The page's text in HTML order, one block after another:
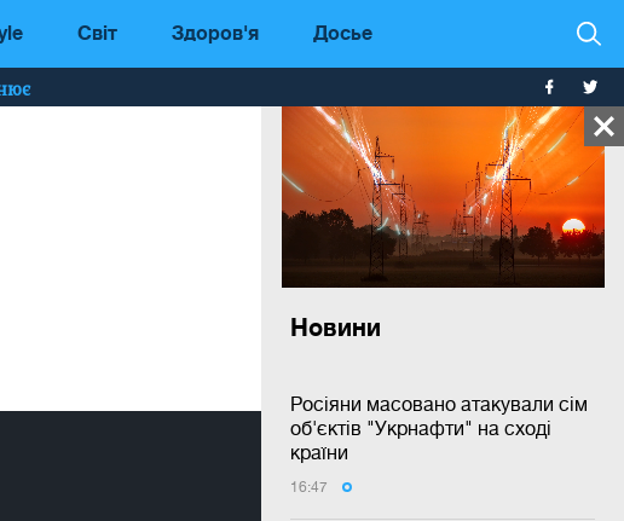
Світ Здоров'я Досье
Новини
Росіяни масовано атакували сім
об'єктів "Укрнафти" на сході
країни
16:47